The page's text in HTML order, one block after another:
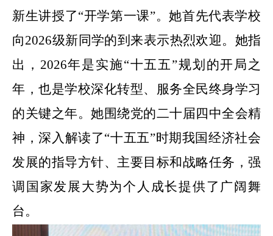
新生讲授了“开学第一课”。她首先代表学校
向2026级新同学的到来表示热烈欢迎。她指
出， 2026年是实施“十五五”规划的开局之
年，也是学校深化转型、服务全民终身学习
的关键之年。她围绕党的二十届四中全会精
神，深入解读了“十五五”时期我国经济社会
发展的指导方针、主要目标和战略任务，强
调国家发展大势为个人成长提供了广阔舞
台。